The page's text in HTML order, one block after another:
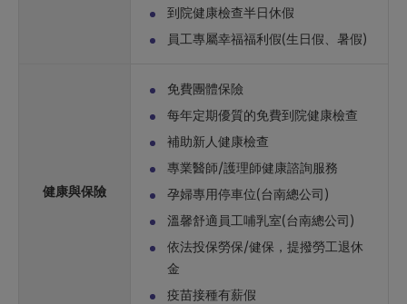
到院健康檢查半日休假
員工專屬幸福福利假(生日假、暑假)
健康與保險
免費團體保險
每年定期優質的免費到院健康檢查
補助新人健康檢查
專業醫師/護理師健康諮詢服務
孕婦專用停車位(台南總公司)
溫馨舒適員工哺乳室(台南總公司)
依法投保勞保/健保，提撥勞工退休
金
疫苗接種有薪假